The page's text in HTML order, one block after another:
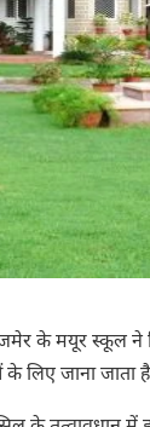
के मयूर स्कूल ने
लिए जाना जाता